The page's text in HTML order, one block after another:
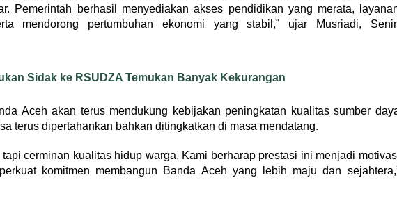
Pemerintah berhasil menyediakan akses pendidikan yang merata,
mendorong pertumbuhan ekonomi yang stabil,” ujar Musriadi,
Sidak ke RSUDZA Temukan Banyak Kekurangan
Aceh akan terus mendukung kebijakan peningkatan kualitas sumber
terus dipertahankan bahkan ditingkatkan di masa mendatang.
tapi cerminan kualitas hidup warga. Kami berharap prestasi ini menjadi
komitmen membangun Banda Aceh yang lebih maju dan